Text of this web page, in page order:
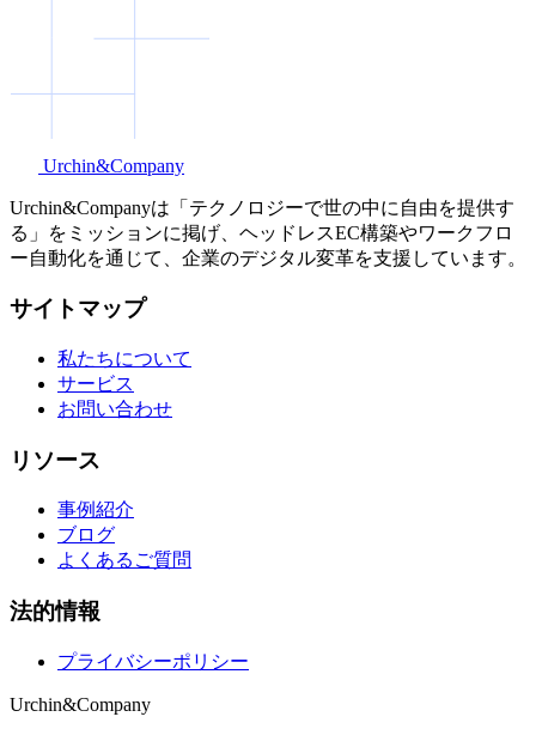
Urchin&Company
Urchin&Companyは「テクノロジーで世の中に自由を提供す
る」をミッションに掲げ、ヘッドレスEC構築やワークフロ
ー自動化を通じて、企業のデジタル変革を支援しています。
サイトマップ
私たちについて
サービス
お問い合わせ
リソース
事例紹介
ブログ
よくあるご質問
法的情報
プライバシーポリシー
Urchin&Company